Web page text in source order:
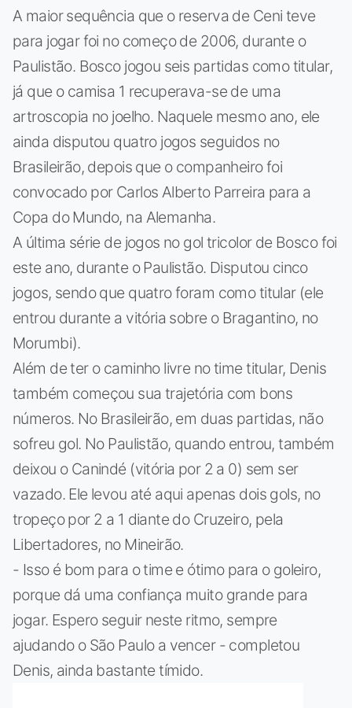
A maior sequência que o reserva de Ceni teve
para jogar foi no começo de 2006, durante o
Paulistão. Bosco jogou seis partidas como titular,
já que o camisa 1 recuperava-se de uma
artroscopia no joelho. Naquele mesmo ano, ele
ainda disputou quatro jogos seguidos no
Brasileirão, depois que o companheiro foi
convocado por Carlos Alberto Parreira para a
Copa do Mundo, na Alemanha.
A última série de jogos no gol tricolor de Bosco foi
este ano, durante o Paulistão. Disputou cinco
jogos, sendo que quatro foram como titular (ele
entrou durante a vitória sobre o Bragantino, no
Morumbi).
Além de ter o caminho livre no time titular, Denis
também começou sua trajetória com bons
números. No Brasileirão, em duas partidas, não
sofreu gol. No Paulistão, quando entrou, também
deixou o Canindé (vitória por 2 a 0) sem ser
vazado. Ele levou até aqui apenas dois gols, no
tropeço por 2 a 1 diante do Cruzeiro, pela
Libertadores, no Mineirão.
- Isso é bom para o time e ótimo para o goleiro,
porque dá uma confiança muito grande para
jogar. Espero seguir neste ritmo, sempre
ajudando o São Paulo a vencer - completou
Denis, ainda bastante tímido.